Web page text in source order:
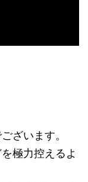
ざいます。
極力控えるよ